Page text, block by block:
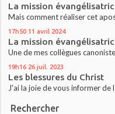
La mission
Mais comment réaliser cet
17h50 11 avril 2024
La mission
Une de mes collègues
19h16 26 juil. 2023
Les blessures du Christ
J'ai la joie de vous informer de
Rechercher